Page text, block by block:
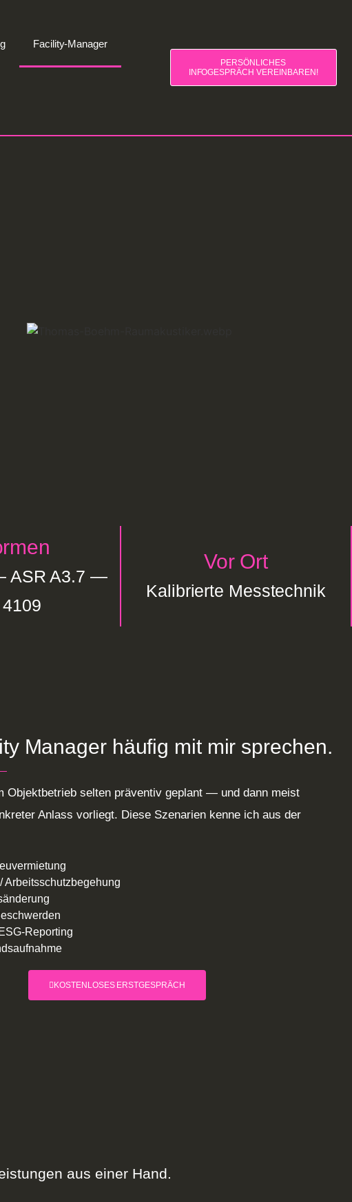
Facility-Manager
PERSÖNLICHES
INFOGESPRÄCH VEREINBAREN!
ASR A3.7 —
Vor Ort
Kalibrierte Messtechnik
Manager häufig mit mir sprechen.
Objektbetrieb selten präventiv geplant — und dann meist
Anlass vorliegt. Diese Szenarien kenne ich aus der
Arbeitsschutzbegehung
Reporting
KOSTENLOSES ERSTGESPRÄCH
aus einer Hand.